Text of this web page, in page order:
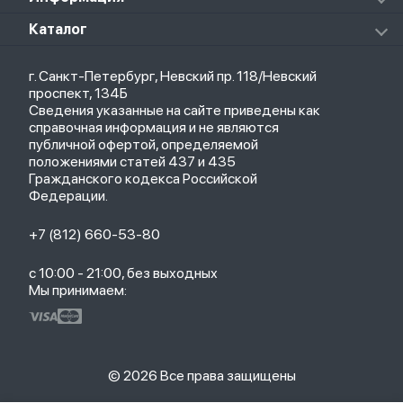
Стилусы
Товары для детей
Саундбары
Мониторы
ТВ-приставки
Чехлы
Рюкзаки
Кабели
Зарядные устройства
О магазине
Политика конфиденциальности
Оплата и доставка
Партнерская программа
Гарантия
Обмен и возврат
Бонусы
Trade-in
Каталог
Новые поступления
Популярное
Акции
г. Санкт-Петербург, Невский пр. 118/Невский
проспект, 134Б
Сведения указанные на сайте приведены как
справочная информация и не являются
публичной офертой, определяемой
положениями статей 437 и 435
Гражданского кодекса Российской
Федерации.
+7 (812) 660-53-80
с 10:00 - 21:00, без выходных
Мы принимаем:
© 2026 Все права защищены